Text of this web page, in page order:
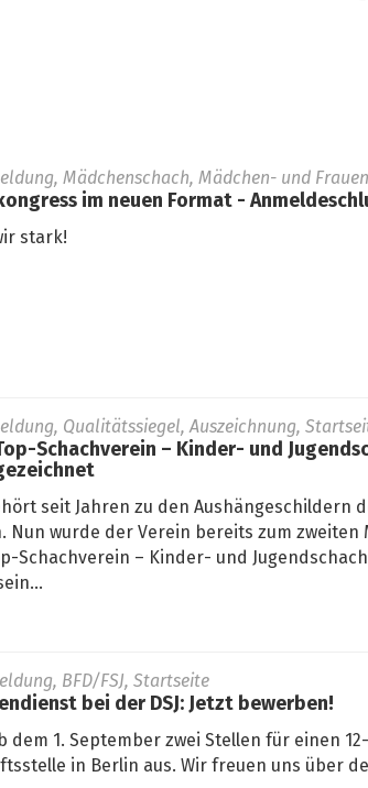
Mädchenschach, Mädchen- und
im neuen Format -
stark!
Qualitätssiegel, Auszeichnung,
Schachverein – Kinder- und
seit Jahren zu den Aushängeschildern
Nun wurde der Verein bereits zum zweiten
Schachverein – Kinder- und
BFD/FSJ, Startseite
bei der DSJ: Jetzt bewerben!
dem 1. September zwei Stellen für einen
in Berlin aus. Wir freuen uns über